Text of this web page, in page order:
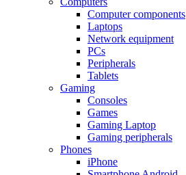
Computer components
Laptops
Network equipment
PCs
Peripherals
Tablets
Gaming
Consoles
Games
Gaming Laptop
Gaming peripherals
Phones
iPhone